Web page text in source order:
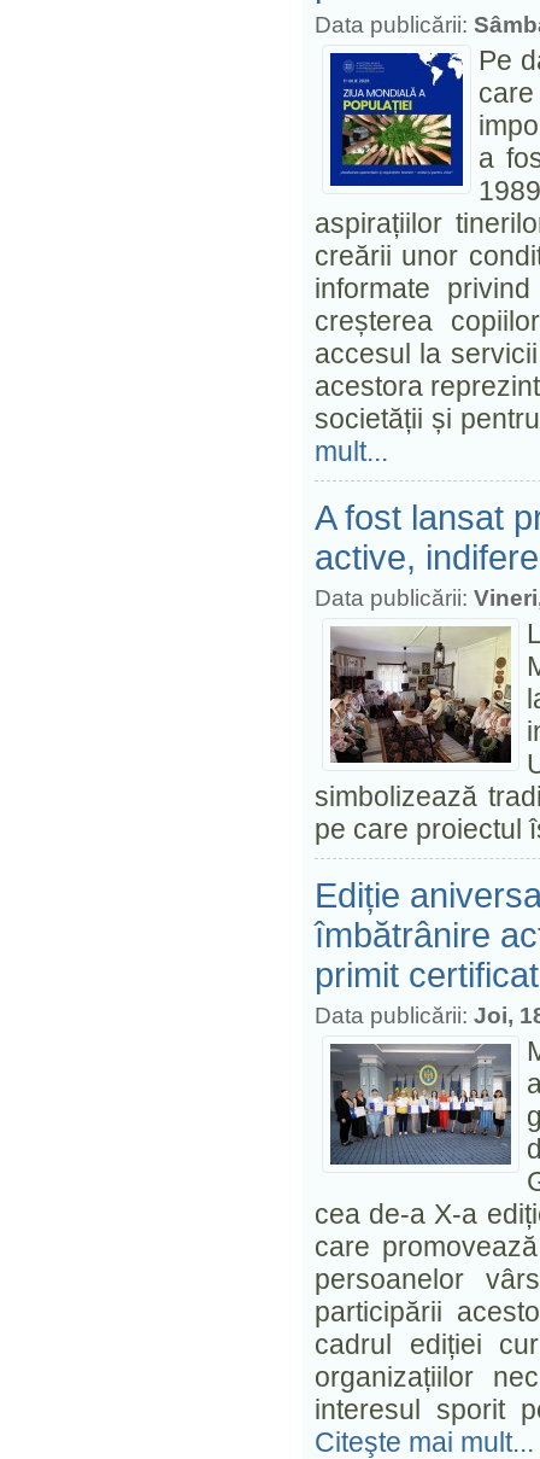
Data publicării:
Pe
a
aspirațiilor
creării unor
informate
creșterea
accesul la
acestora
societății și
mult...
A fost lansat
active,
Data publicării:
simbolizează
pe care proiectul
Ediție
îmbătrânire
primit
Data publicării: Joi,
cea de-a X-a
care
persoanelor
participării
cadrul ediției
organizațiilor
interesul sporit
Citeşte mai mult...